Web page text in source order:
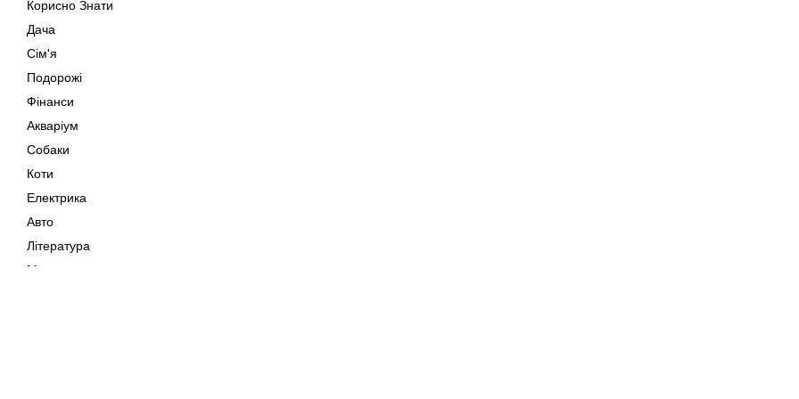
Корисно Знати
Дача
Сім'я
Подорожі
Фінанси
Акваріум
Собаки
Коти
Електрика
Авто
Література
Музика